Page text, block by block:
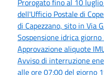
dell'Ufficio Postale di
di Capezzano, sito in Via
Sospensione idrica
Approvazione aliquote
Avviso di interruzione
alle ore 07:00 del giorno